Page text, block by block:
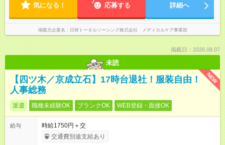
気になる！ 応募する 詳細へ
掲載元企業名 日研トータルソーシング株式会社 メディカルケア事業部
掲載日：2026.08.07
未読
NEW
【四ツ木／京成立石】17時台退社！服装自由！
人事総務
派遣 職種未経験OK ブランクOK WEB登録・面接OK
給与
時給1750円＋交
交通費別途支給あり